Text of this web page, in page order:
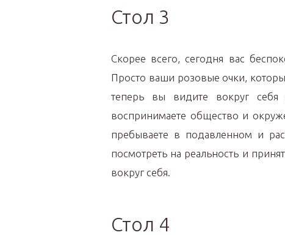
Стол 3
Скорее всего, сегодня вас
Просто ваши розовые очки,
теперь вы видите вокруг
воспринимаете общество и
пребываете в подавленном и
посмотреть на реальность и
вокруг себя.
Стол 4